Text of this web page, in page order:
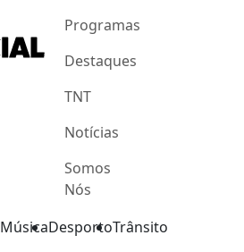
Programas
Destaques
TNT
Notícias
Somos
Nós
MúsicaDesportoTrânsito